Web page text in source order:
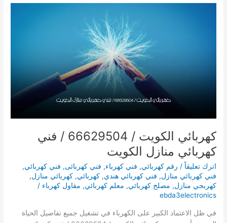
/
كهربائي الكويت / 66629504 / فني
كهربائي منازل الكويت
اترك تعليقاً / رقم كهربائي, فني كهرباء, فني كهربائى, فني كهربائي,
فني كهربائي منازل, فني كهربائي هندي,كهربائي,كهربائي منازل,
كهربجي منازل, مصلح كهربائي, معلم كهربائي, مقاول كهرباء /
ebda3electronics
في ظل الاعتماد الكبير على الكهرباء في تشغيل جميع تفاصيل الحياة